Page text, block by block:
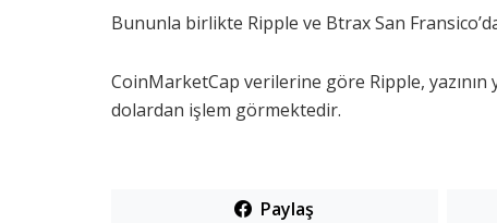
Bununla birlikte Ripple ve Btrax San
CoinMarketCap verilerine göre Ripple, yazının
dolardan işlem görmektedir.
Paylaş